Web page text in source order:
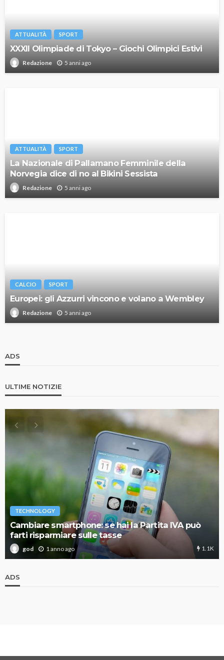
ATTUALITÀ SPORT
XXXII Olimpiade di Tokyo – Giochi Olimpici Estivi
Redazione 5 anni ago
ATTUALITÀ SPORT
La Nazionale di Pallamano Femminile della
Norvegia dice di no al Bikini Sessista
Redazione 5 anni ago
CALCIO SPORT
Europei: gli Azzurri vincono e volano a Wembley
Redazione 5 anni ago
ADS
ULTIME NOTIZIE
TECHNOLOGY
Cambiare smartphone: se hai la Partita IVA può
farti risparmiare sulle tasse
god 1 anno ago 1.1K
ADS